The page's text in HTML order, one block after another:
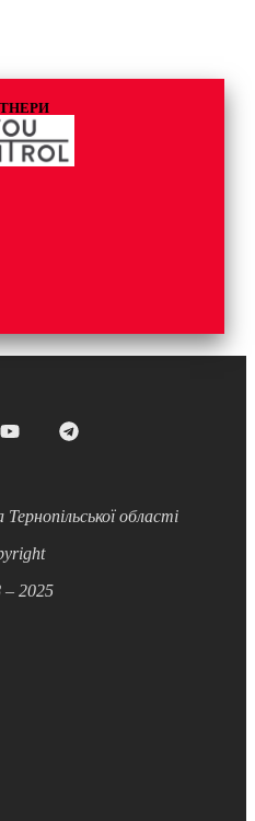
області
– 2025